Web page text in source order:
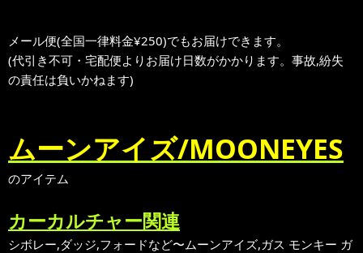
メール便(全国一律料金¥250)でもお届けできます。
(代引き不可・宅配便よりお届け日数がかかります。事故,紛失
の責任は負いかねます)
ムーンアイズ/MOONEYES
のアイテム
カーカルチャー関連
シボレー,ダッジ,フォードなど〜ムーンアイズ,ガス モンキー ガ